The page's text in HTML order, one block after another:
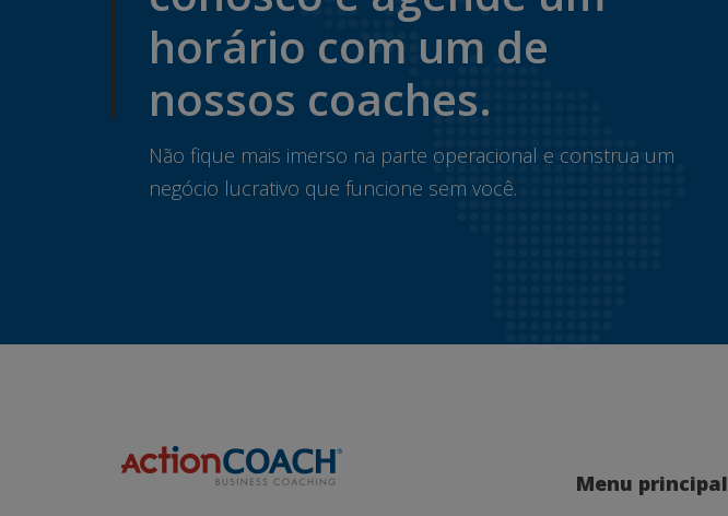
horário com um de
nossos coaches.
Não fique mais imerso na parte operacional e construa um
negócio lucrativo que funcione sem você.
Menu principal